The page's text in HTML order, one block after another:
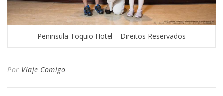
Peninsula Toquio Hotel – Direitos Reservados
Por Viaje Comigo